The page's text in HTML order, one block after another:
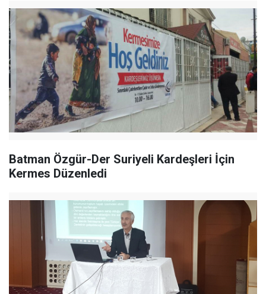
Batman Özgür-Der Suriyeli Kardeşleri İçin
Kermes Düzenledi